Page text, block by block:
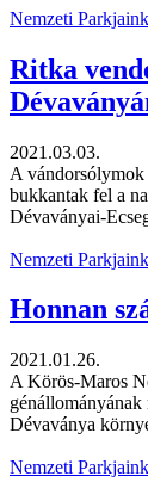
Nemzeti Parkjaink
Ritka
2021.03.03.
A vándorsólymok
bukkantak fel a
Dévaványai-
Nemzeti Parkjaink
Honnan
2021.01.26.
A Körös-Maros
génállományának
Dévaványa
Nemzeti Parkjaink